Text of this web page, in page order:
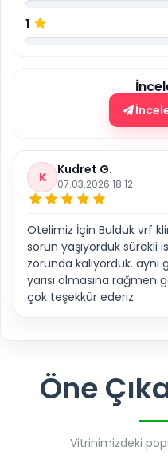
1
K Kudret G.
07.03.2026 18:12
Otelimiz İçin Bulduk vrf
sorun yaşıyorduk sürekli
zorunda kalıyorduk. aynı
yarısı olmasına
çok teşekkür ederiz
Öne
Vitrinimizdeki